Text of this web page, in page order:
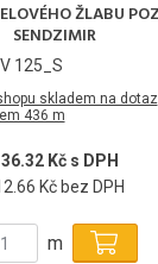
ŽLABU
SENDZIMIR
125_S
skladem na dotaz
436 m
Kč s DPH
Kč bez DPH
m